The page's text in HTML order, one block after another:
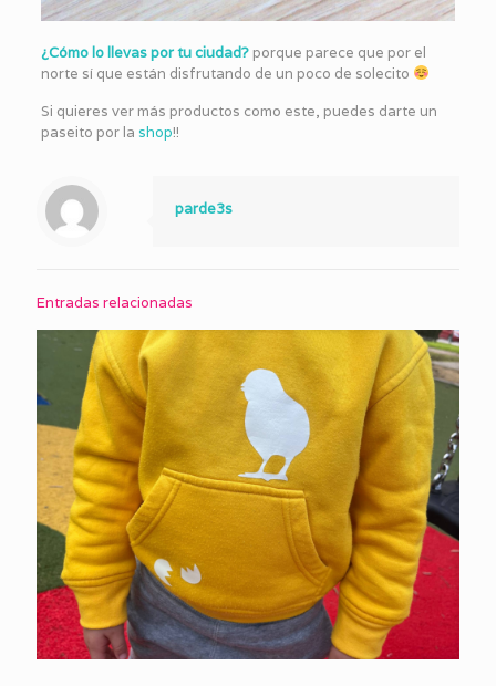
¿Cómo lo llevas por tu ciudad?porque parece que por el
norte sí que están disfrutando de un poco de solecito
Si quieres ver más productos como este, puedes darte un
paseito por la shop!!
parde3s
Entradas relacionadas